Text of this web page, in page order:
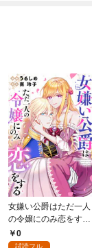
女嫌い公爵はただ一人
の令嬢にのみ恋をする
（分冊版）第１話
0
試読フル